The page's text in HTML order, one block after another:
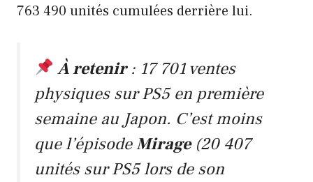
763 490 unités cumulées derrière lui.
À retenir: 17 701 ventes
physiques sur PS5 en première
semaine au Japon. C’est moins
que l’épisodeMirage(20 407
unités sur PS5 lors de son